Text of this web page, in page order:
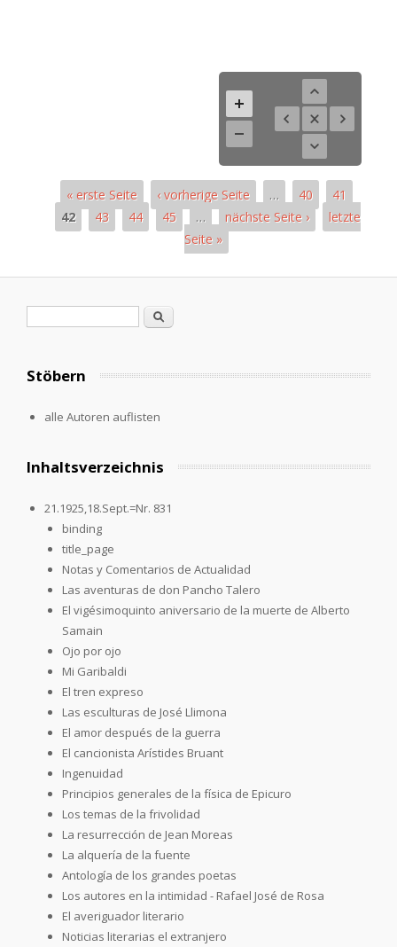
« erste Seite ‹ vorherige Seite … 40
41
42
43 44 45 … nächste Seite ›
letzte
Seite »
Search
Stöbern
alle Autoren auflisten
Inhaltsverzeichnis
21.1925,18.Sept.=Nr. 831
binding
title_page
Notas y Comentarios de Actualidad
Las aventuras de don Pancho Talero
El vigésimoquinto aniversario de la muerte de Alberto
Samain
Ojo por ojo
Mi Garibaldi
El tren expreso
Las esculturas de José Llimona
El amor después de la guerra
El cancionista Arístides Bruant
Ingenuidad
Principios generales de la física de Epicuro
Los temas de la frivolidad
La resurrección de Jean Moreas
La alquería de la fuente
Antología de los grandes poetas
Los autores en la intimidad - Rafael José de Rosa
El averiguador literario
Noticias literarias el extranjero